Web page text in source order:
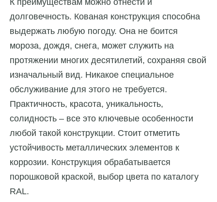
К преимуществам можно отнести и
долговечность. Кованая конструкция способна
выдержать любую погоду. Она не боится
мороза, дождя, снега, может служить на
протяжении многих десятилетий, сохраняя свой
изначальный вид. Никакое специальное
обслуживание для этого не требуется.
Практичность, красота, уникальность,
солидность – все это ключевые особенности
любой такой конструкции. Стоит отметить
устойчивость металлических элементов к
коррозии. Конструкция обрабатывается
порошковой краской, выбор цвета по каталогу
RAL.